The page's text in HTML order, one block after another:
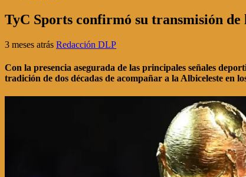
TyC Sports confirmó su transmisión
3 meses atrás Redacción DLP
Con la presencia asegurada de las principales señales
tradición de dos décadas de acompañar a la Albiceleste en